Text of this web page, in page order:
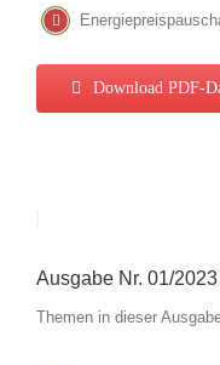
Download PDF-
Ausgabe Nr. 01/
Themen in dieser